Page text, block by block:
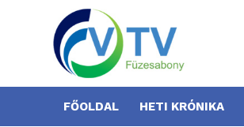
FŐOLDAL HETI KRÓNIKA